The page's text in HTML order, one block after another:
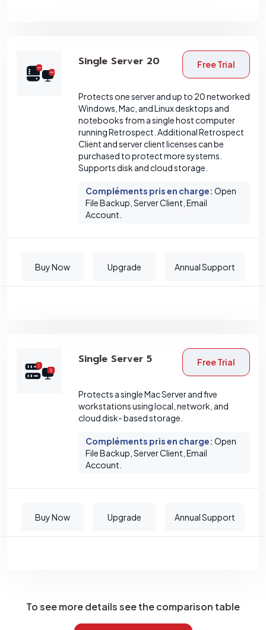
Single Server 20 Free Trial
Protects one server and up to 20 networked
Windows, Mac, and Linux desktops and
notebooks from a single host computer
running Retrospect. Additional Retrospect
Client and server client licenses can be
purchased to protect more systems.
Supports disk and cloud storage.
Compléments pris en charge: Open
File Backup, Server Client, Email
Account.
Buy Now Upgrade Annual Support
Single Server 5 Free Trial
Protects a single Mac Server and five
workstations using local, network, and
cloud disk- based storage.
Compléments pris en charge: Open
File Backup, Server Client, Email
Account.
Buy Now Upgrade Annual Support
To see more details see the comparison table